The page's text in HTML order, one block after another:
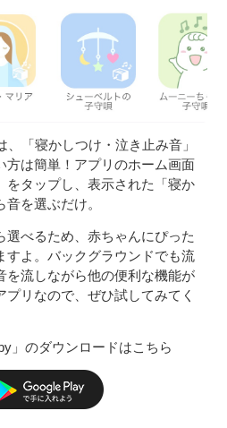
「寝かしつけ・泣き止み音」
方は簡単！アプリのホーム画面
をタップし、表示された「寝か
を選ぶだけ。
選べるため、赤ちゃんにぴった
すよ。バックグラウンドでも流
を流しながら他の便利な機能が
リなので、ぜひ試してみてく
」のダウンロードはこちら